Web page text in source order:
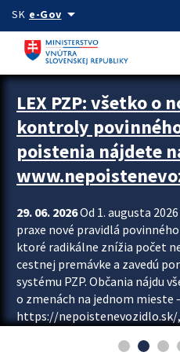
Preskocit na hlavný obsah
SK e-Govarrow_drop_down
Zastavit automatický posun upútavok
LEX PZP: všetko o
kontroly
poistenia nájdete
29. 06. 2026Od 1. augusta
praxe nové pravidlá
ktoré radikálne znížia počet
cestnej premávke a zavedú
systému PZP. Občania nájdu
o zmenách na jednom
https://nepoistenevozidlo.sk/
asociácie poisťovní (SLASPO)